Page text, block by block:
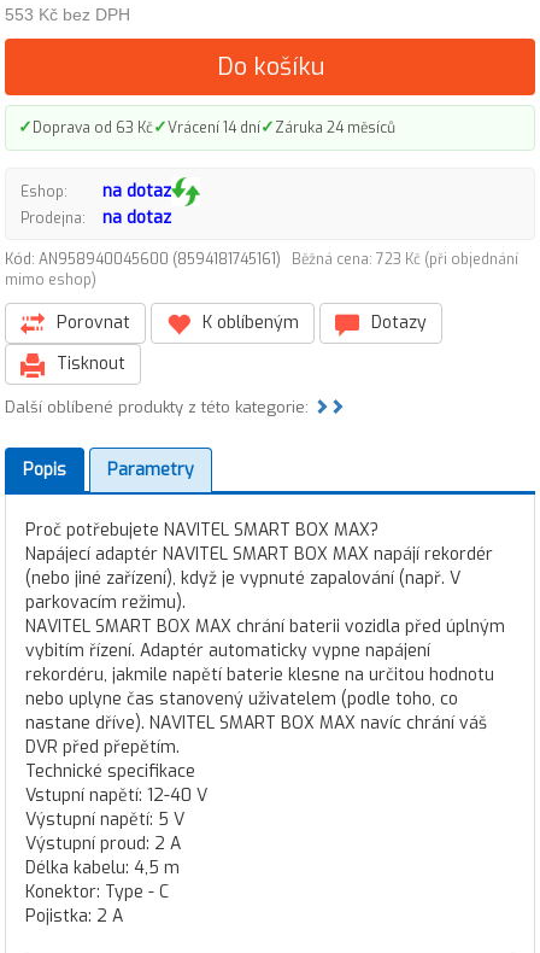
553 Kč bez DPH
Do košíku
✓Doprava od 63 Kč✓Vrácení 14 dní✓Záruka 24 měsíců
Eshop: na dotaz
Prodejna: na dotaz
Kód: AN958940045600 (8594181745161)
Běžná cena: 723 Kč (při objednání
mimo eshop)
Porovnat K oblíbeným
Dotazy
Tisknout
Další oblíbené produkty z této kategorie:
Popis Parametry
Proč potřebujete NAVITEL SMART BOX MAX?
Napájecí adaptér NAVITEL SMART BOX MAX napájí rekordér
(nebo jiné zařízení), když je vypnuté zapalování (např. V
parkovacím režimu).
NAVITEL SMART BOX MAX chrání baterii vozidla před úplným
vybitím řízení. Adaptér automaticky vypne napájení
rekordéru, jakmile napětí baterie klesne na určitou hodnotu
nebo uplyne čas stanovený uživatelem (podle toho, co
nastane dříve). NAVITEL SMART BOX MAX navíc chrání váš
DVR před přepětím.
Technické specifikace
Vstupní napětí: 12-40 V
Výstupní napětí: 5 V
Výstupní proud: 2 A
Délka kabelu: 4,5 m
Konektor: Type - C
Pojistka: 2 A